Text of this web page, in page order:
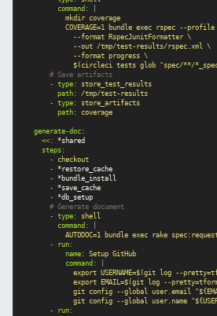
command :
mkdir coverage
COVERAGE=1 bundle exec rspec --
--format RspecJunitFormatter \
--out /tmp/test-results/rspec.xml \
--format progress \
$(circleci tests glob "spec/**/
# Save artifacts
- type:
store_test_results
path:
/tmp/test-results
- type:
store_artifacts
path: coverage
generate-doc:
<<: *shared
steps:
-
checkout
- *restore_cache
- *bundle_install
- *save_cache
- *db_setup
# Generate document
- type:
shell
command :
AUTODOC=1 bundle exec rake
-
run:
name: Setup GitHub
command :
export USERNAME=$(git log --
export EMAIL=$(git log --
git config --global user.email
git config --global user.name
-
run: